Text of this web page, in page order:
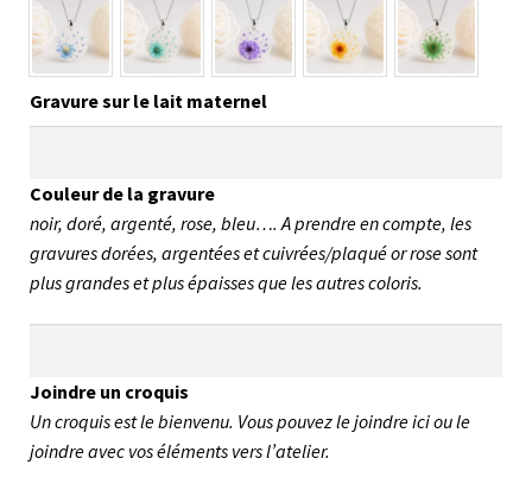
Gravure sur le lait maternel
Couleur de la gravure
noir, doré, argenté, rose, bleu…. A prendre en compte, les
gravures dorées, argentées et cuivrées/plaqué or rose sont
plus grandes et plus épaisses que les autres coloris.
Joindre un croquis
Un croquis est le bienvenu. Vous pouvez le joindre ici ou le
joindre avec vos éléments vers l’atelier.